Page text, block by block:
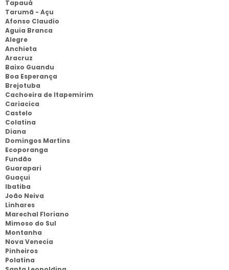
Tapauá
Tarumã - Açu
Afonso Claudio
Aguia Branca
Alegre
Anchieta
Aracruz
Baixo Guandu
Boa Esperança
Brejotuba
Cachoeira de Itapemirim
Cariacica
Castelo
Colatina
Diana
Domingos Martins
Ecoporanga
Fundão
Guarapari
Guaçui
Ibatiba
João Neiva
Linhares
Marechal Floriano
Mimoso do Sul
Montanha
Nova Venecia
Pinheiros
Polatina